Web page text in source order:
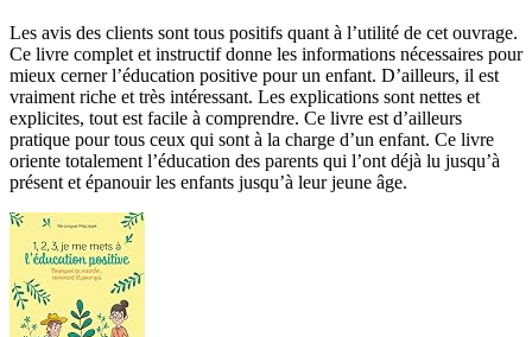
Les avis des clients sont tous positifs quant à l’utilité de cet ouvrage.
Ce livre complet et instructif donne les informations nécessaires pour
mieux cerner l’éducation positive pour un enfant. D’ailleurs, il est
vraiment riche et très intéressant. Les explications sont nettes et
explicites, tout est facile à comprendre. Ce livre est d’ailleurs
pratique pour tous ceux qui sont à la charge d’un enfant. Ce livre
oriente totalement l’éducation des parents qui l’ont déjà lu jusqu’à
présent et épanouir les enfants jusqu’à leur jeune âge.